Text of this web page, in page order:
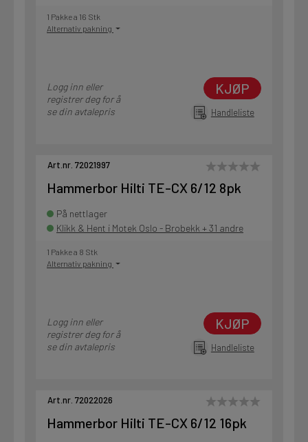
1 Pakke a 16 Stk
Alternativ pakning
Logg inn eller
registrer deg for å
se din avtalepris
KJØP
Handleliste
Art.nr. 72021997
Hammerbor Hilti TE-CX 6/12 8pk
På nettlager
Klikk & Hent i Motek Oslo - Brobekk + 31 andre
1 Pakke a 8 Stk
Alternativ pakning
Logg inn eller
registrer deg for å
se din avtalepris
KJØP
Handleliste
Art.nr. 72022026
Hammerbor Hilti TE-CX 6/12 16pk